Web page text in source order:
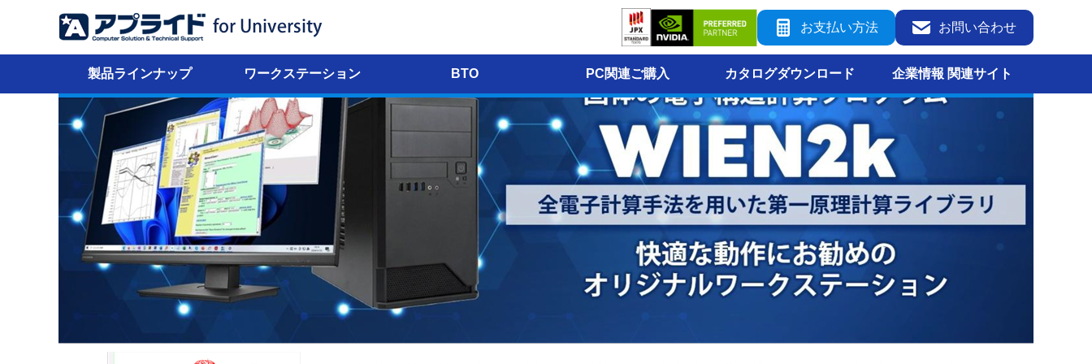
お支払い方法 お問い合わせ
製品ラインナップ ワークステーション BTO PC関連ご購入 カタログダウンロード 企業情報 関連サイト
電子構造計算プログラム「WIEN2k」向けおすすめモデル